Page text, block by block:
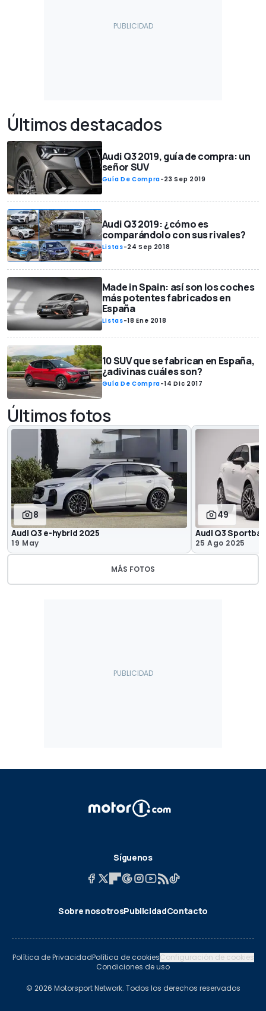
Últimos destacados
Audi Q3 2019, guía de compra: un
señor SUV
Guía De Compra-23 Sep 2019
Audi Q3 2019: ¿cómo es
comparándolo con sus rivales?
Listas-24 Sep 2018
Made in Spain: así son los coches
más potentes fabricados en
España
Listas-18 Ene 2018
10 SUV que se fabrican en España,
¿adivinas cuáles son?
Guía De Compra-14 Dic 2017
Últimos fotos
8
Audi Q3 e-hybrid 2025
19 May
49
Audi Q3
25 Ago 2025
MÁS FOTOS
Síguenos
Sobre nosotrosPublicidadContacto
Política de PrivacidadPolítica de cookiesConfiguración de cookies
Condiciones de uso
© 2026 Motorsport Network. Todos los derechos reservados